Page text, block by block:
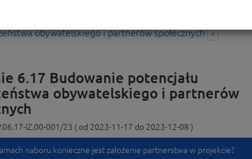
obywatelskiego i partnerów społecznych ×
6.17 Budowanie potencjału
obywatelskiego i partnerów
IZ.00-001/23 ( od 2023-11-17 do 2023-12-08 )
naboru konieczne jest założenie partnerstwa w projekcie?